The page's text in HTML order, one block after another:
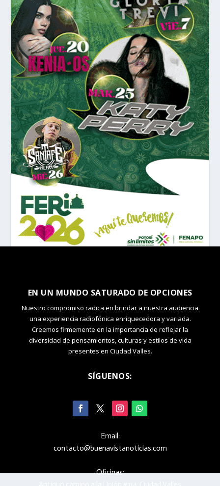
EN UN MUNDO SATURADO DE OPCIONES
Nuestro compromiso radica en brindar a nuestra audiencia
una experiencia radiofónica enriquecedora y variada.
Creemos firmemente en la importancia de reflejar la
diversidad de pensamientos, culturas y estilos de vida
presentes en Ciudad Valles.
SÍGUENOS:
Email:
contacto@buenavistanoticias.com
Oficinas: